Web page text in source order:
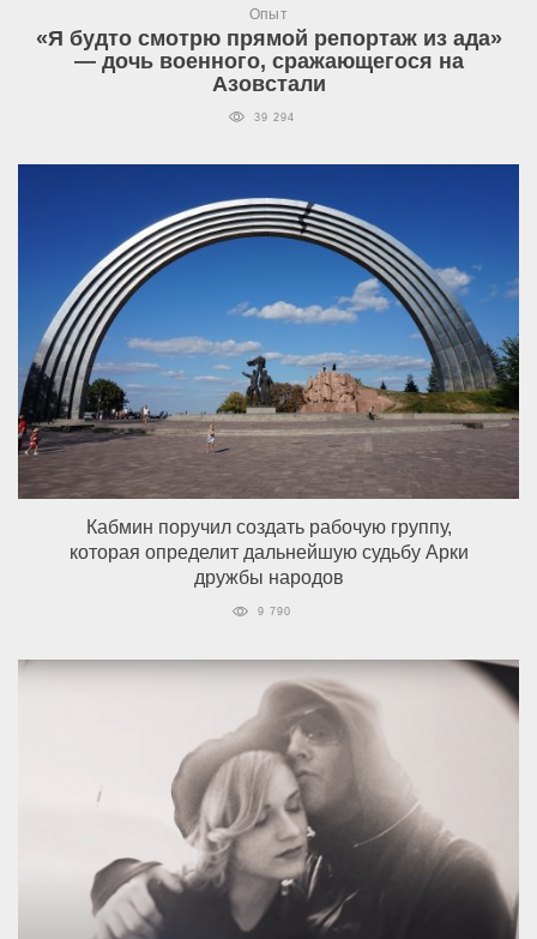
Опыт
«Я будто смотрю прямой репортаж из ада»
— дочь военного, сражающегося на
Азовстали
39 294
Кабмин поручил создать рабочую группу,
которая определит дальнейшую судьбу Арки
дружбы народов
9 790